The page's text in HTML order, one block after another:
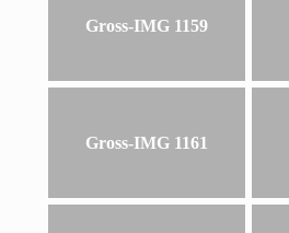
Gross-IMG 1159
Gross-IMG 1161